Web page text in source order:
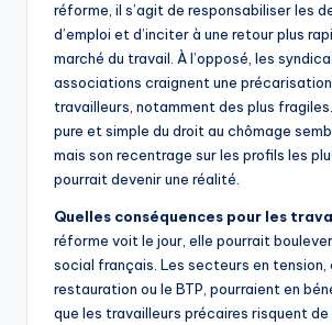
réforme, il s’agit de responsabiliser les
d’emploi et d’inciter à une retour plus
marché du travail. À l’opposé, les
associations craignent une
travailleurs, notamment des plus
pure et simple du droit au chômage
mais son recentrage sur les profils les
pourrait devenir une réalité.
Quelles conséquences pour les
réforme voit le jour, elle pourrait
social français. Les secteurs en tension,
restauration ou le BTP, pourraient en
que les travailleurs précaires risquent